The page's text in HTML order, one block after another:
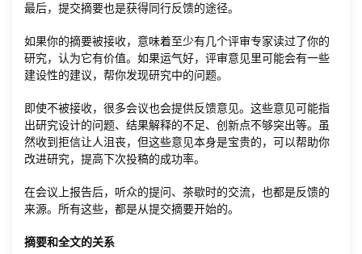
最后，提交摘要也是获得同行反馈的途径。
如果你的摘要被接收，意味着至少有几个评审专家读过了你的
研究，认为它有价值。如果运气好，评审意见里可能会有一些
建设性的建议，帮你发现研究中的问题。
即使不被接收，很多会议也会提供反馈意见。这些意见可能指
出研究设计的问题、结果解释的不足、创新点不够突出等。虽
然收到拒信让人沮丧，但这些意见本身是宝贵的，可以帮助你
改进研究，提高下次投稿的成功率。
在会议上报告后，听众的提问、茶歇时的交流，也都是反馈的
来源。所有这些，都是从提交摘要开始的。
摘要和全文的关系